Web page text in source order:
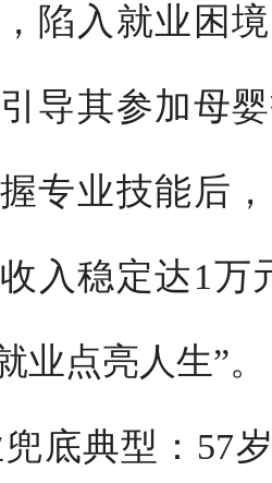
陷入就业困
导其参加母
专业技能后
入稳定达1万
业点亮人生”。
底典型：57